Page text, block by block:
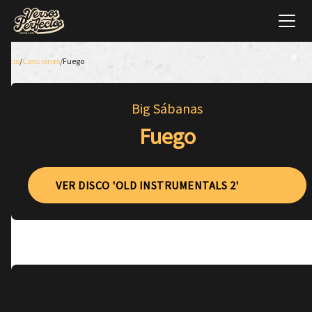
Inicio/Canciones/Fuego
Big Sábanas
Fuego
VER DISCO 'OLD INSTRUMENTALS 2'